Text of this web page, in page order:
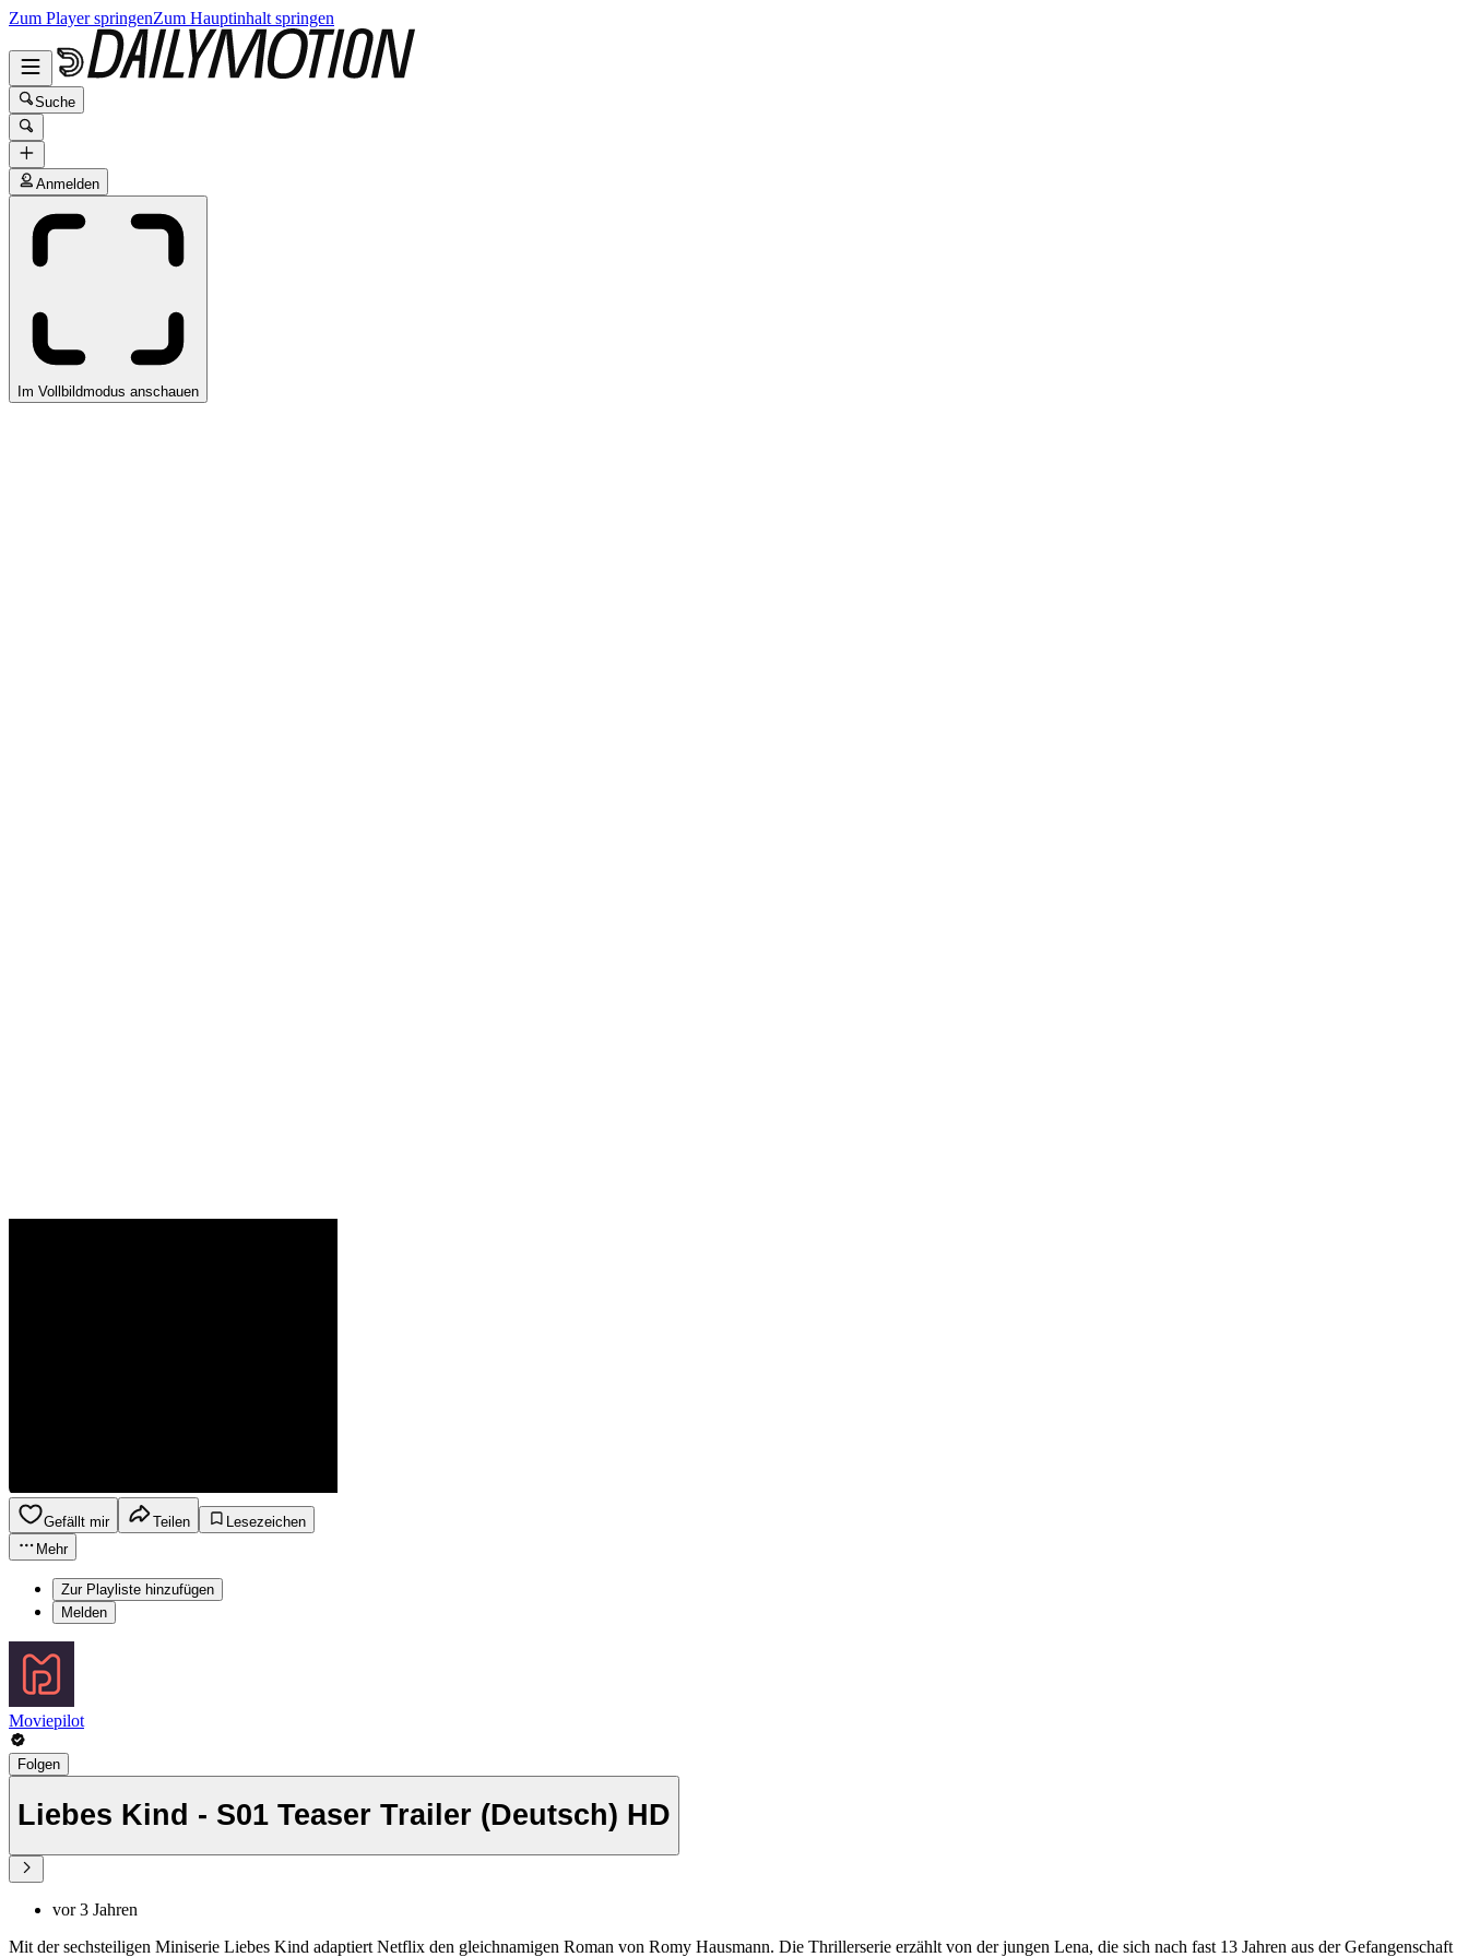
Zum Player springenZum Hauptinhalt springen
Suche
Anmelden
Im Vollbildmodus anschauen
Gefällt mir Teilen
Lesezeichen
Mehr
Zur Playliste hinzufügen
Melden
Moviepilot
Folgen
Liebes Kind - S01 Teaser Trailer (Deutsch) HD
vor 3 Jahren
Mit der sechsteiligen Miniserie Liebes Kind adaptiert Netflix den gleichnamigen Roman von Romy Hausmann. Die Thrillerserie erzählt von der jungen Lena, die sich nach fast 13 Jahren aus der Gefangenschaft